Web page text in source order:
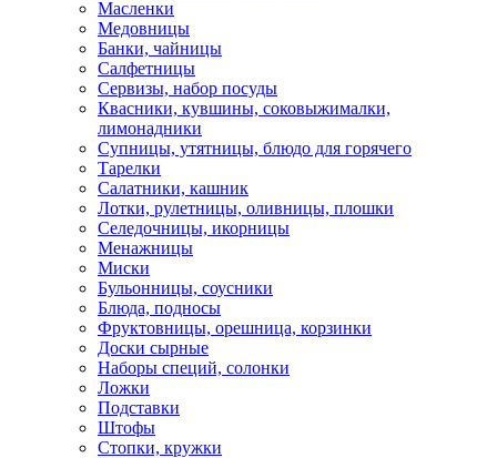
Масленки
Медовницы
Банки, чайницы
Салфетницы
Сервизы, набор посуды
Квасники, кувшины, соковыжималки,
лимонадники
Супницы, утятницы, блюдо для горячего
Тарелки
Салатники, кашник
Лотки, рулетницы, оливницы, плошки
Селедочницы, икорницы
Менажницы
Миски
Бульонницы, соусники
Блюда, подносы
Фруктовницы, орешница, корзинки
Доски сырные
Наборы специй, солонки
Ложки
Подставки
Штофы
Стопки, кружки